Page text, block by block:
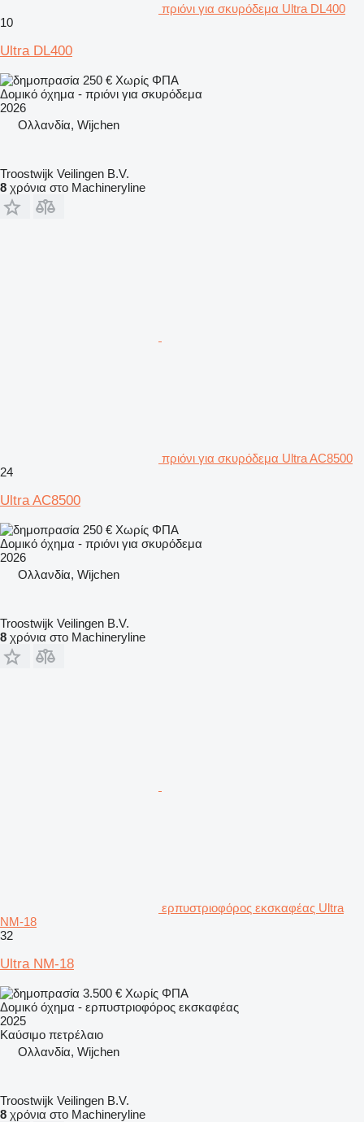
πριόνι για σκυρόδεμα Ultra DL400
10
Ultra DL400
250 € Χωρίς ΦΠΑ
Δομικό όχημα - πριόνι για σκυρόδεμα
2026
Ολλανδία, Wijchen
Troostwijk Veilingen B.V.
8 χρόνια στο Machineryline
πριόνι για σκυρόδεμα Ultra AC8500
24
Ultra AC8500
250 € Χωρίς ΦΠΑ
Δομικό όχημα - πριόνι για σκυρόδεμα
2026
Ολλανδία, Wijchen
Troostwijk Veilingen B.V.
8 χρόνια στο Machineryline
ερπυστριοφόρος εκσκαφέας Ultra
NM-18
32
Ultra NM-18
3.500 € Χωρίς ΦΠΑ
Δομικό όχημα - ερπυστριοφόρος εκσκαφέας
2025
Καύσιμο πετρέλαιο
Ολλανδία, Wijchen
Troostwijk Veilingen B.V.
8 χρόνια στο Machineryline